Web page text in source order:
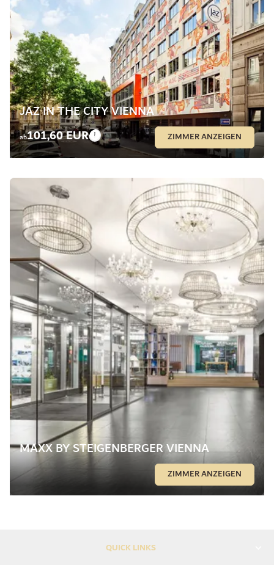
JAZ IN THE CITY VIENNA
ab101,60 EUR ZIMMER ANZEIGEN
MAXX BY STEIGENBERGER VIENNA
ZIMMER ANZEIGEN
QUICK LINKS